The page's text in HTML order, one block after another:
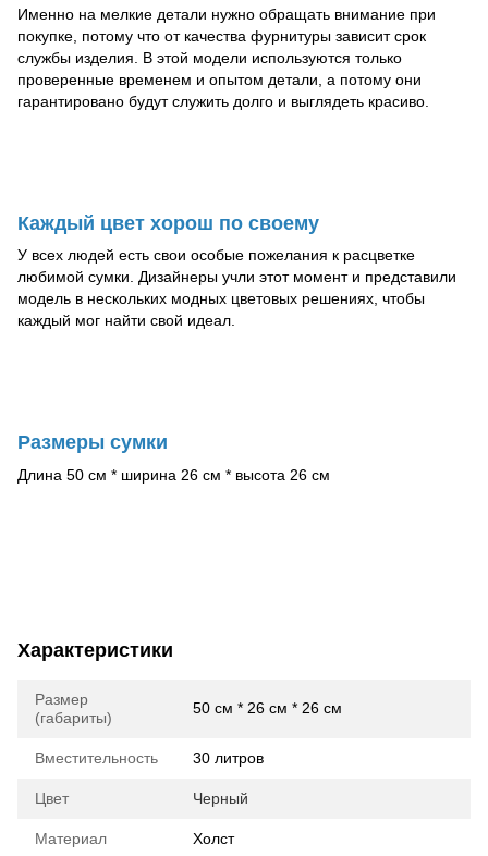
Именно на мелкие детали нужно обращать внимание при
покупке, потому что от качества фурнитуры зависит срок
службы изделия. В этой модели используются только
проверенные временем и опытом детали, а потому они
гарантировано будут служить долго и выглядеть красиво.
Каждый цвет хорош по своему
У всех людей есть свои особые пожелания к расцветке
любимой сумки. Дизайнеры учли этот момент и представили
модель в нескольких модных цветовых решениях, чтобы
каждый мог найти свой идеал.
Размеры сумки
Длина 50 см * ширина 26 см * высота 26 см
Характеристики
Размер
(габариты)
50 см * 26 см * 26 см
Вместительность 30 литров
Цвет Черный
Материал Холст